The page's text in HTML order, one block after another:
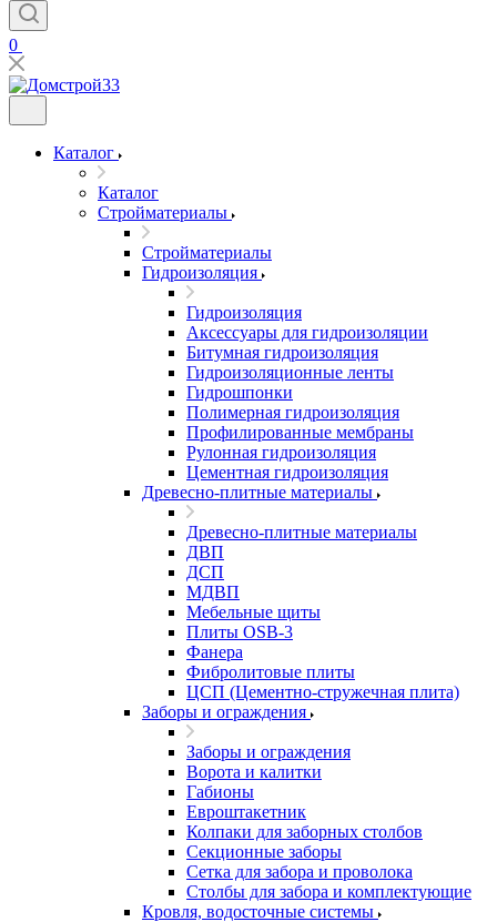
0
Каталог
Каталог
Стройматериалы
Стройматериалы
Гидроизоляция
Гидроизоляция
Аксессуары для гидроизоляции
Битумная гидроизоляция
Гидроизоляционные ленты
Гидрошпонки
Полимерная гидроизоляция
Профилированные мембраны
Рулонная гидроизоляция
Цементная гидроизоляция
Древесно-плитные материалы
Древесно-плитные материалы
ДВП
ДСП
МДВП
Мебельные щиты
Плиты OSB-3
Фанера
Фибролитовые плиты
ЦСП (Цементно-стружечная плита)
Заборы и ограждения
Заборы и ограждения
Ворота и калитки
Габионы
Евроштакетник
Колпаки для заборных столбов
Секционные заборы
Сетка для забора и проволока
Столбы для забора и комплектующие
Кровля, водосточные системы